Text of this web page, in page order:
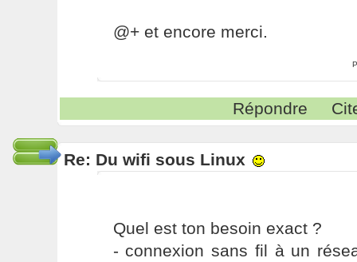
@+ et encore merci.
Répondre
Re: Du wifi sous Linux
Quel est ton besoin exact ?
- connexion sans fil à un